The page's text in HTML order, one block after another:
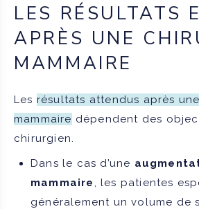
LES RÉSULTATS
APRÈS UNE
MAMMAIRE
Les résultats attendus après
mammaire dépendent des
chirurgien.
Dans le cas d’une
mammaire , les patientes
généralement un volume de